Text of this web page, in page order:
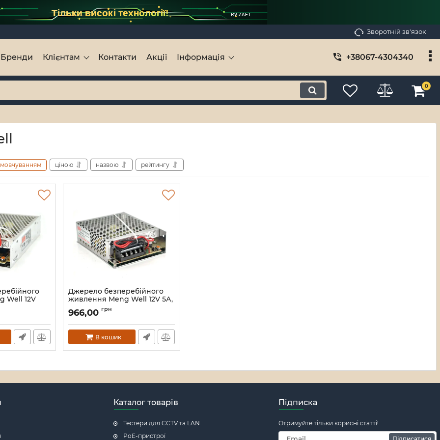
Тільки високі технології! RV-ZAFT
Зворотній зв'язок
Бренди Клієнтам Контакти Акції Інформація +38067-4304340
0
ціною назвою рейтингу
Well 12V
Джерело безперебійного
живлення Meng Well 12V 5А,
Артикул:4570
966,00 грн
В кошик
Каталог товарів
Тестери для CCTV та LAN
PoE-пристрої
Підписка
Отримуйте тільки корисні статті!